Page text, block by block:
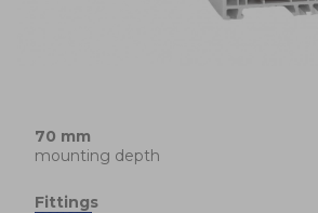
70 mm
mounting depth
Fittings